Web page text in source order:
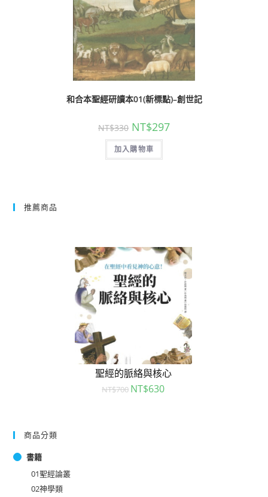
和合本聖經研讀本01(新標點)–創世記
NT$330 NT$297
加入購物車
推薦商品
聖經的脈絡與核心
NT$700 NT$630
商品分類
書籍
01聖經論叢
02神學類